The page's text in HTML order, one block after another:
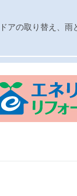
アの取り替え、